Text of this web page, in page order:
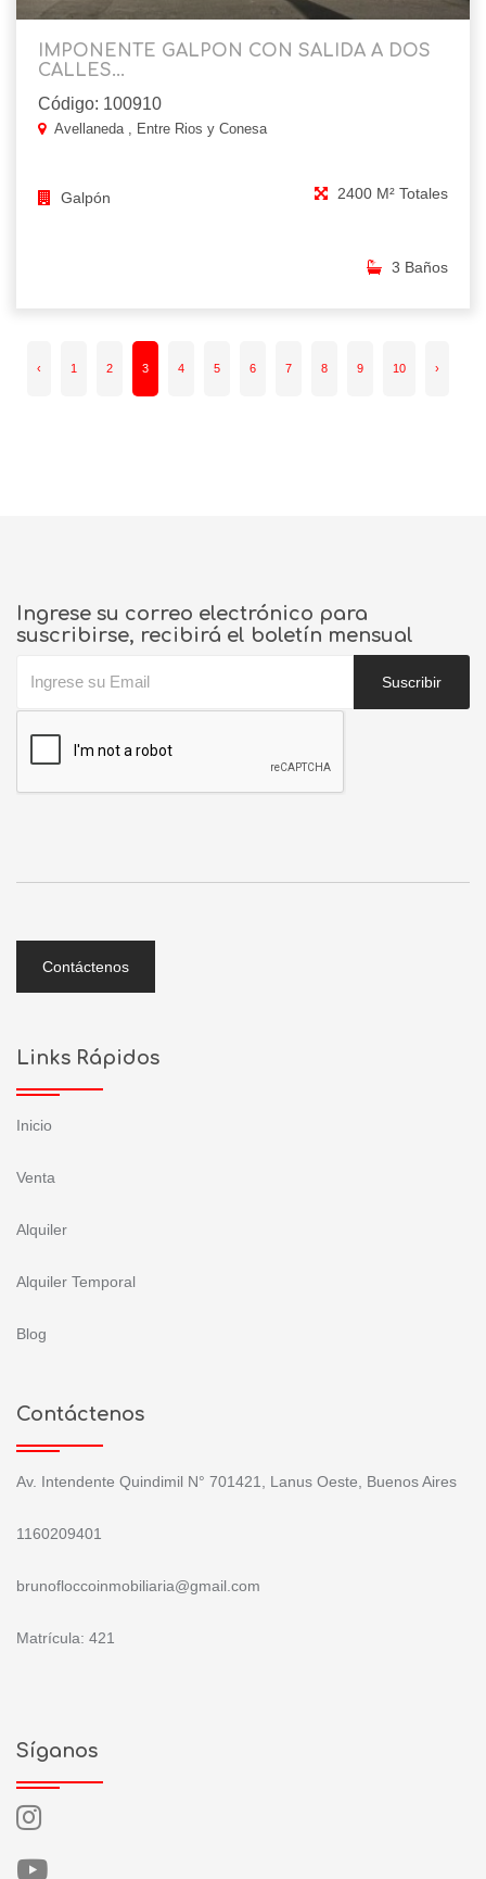
IMPONENTE GALPON CON SALIDA A DOS
CALLES...
Código: 100910
Avellaneda , Entre Rios y Conesa
Galpón 2400 M² Totales
3 Baños
‹ 1 2 3 4 5 6 7 8 9 10 ›
Ingrese su correo electrónico para
suscribirse, recibirá el boletín mensual
Suscribir
Contáctenos
Links Rápidos
Inicio
Venta
Alquiler
Alquiler Temporal
Blog
Contáctenos
Av. Intendente Quindimil N° 701421, Lanus Oeste, Buenos Aires
1160209401
brunofloccoinmobiliaria@gmail.com
Matrícula: 421
Síganos